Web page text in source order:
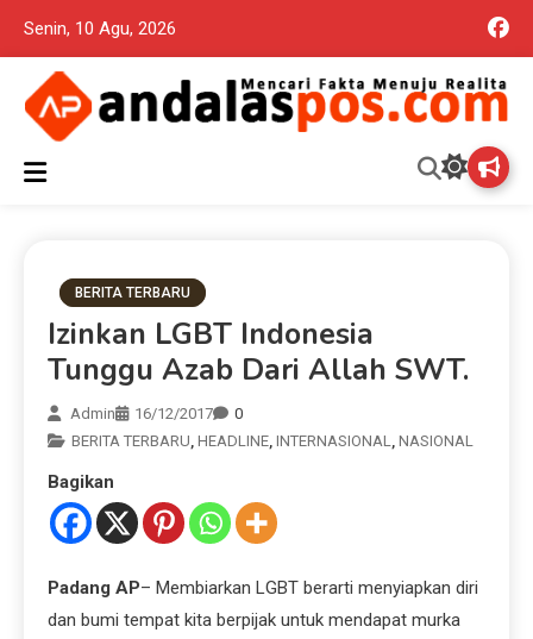
Senin, 10 Agu, 2026
Andalas Pos Situs Berita
Mencari Fakta Menuju Realita memuat ragam berita aktual dan
terpercaya seputar politik nasional, daerah dan ragam berita
BERITA TERBARU
Izinkan LGBT Indonesia
Tunggu Azab Dari Allah SWT.
Admin 16/12/2017
0
BERITA TERBARU HEADLINE INTERNASIONAL NASIONAL
Bagikan
Padang AP– Membiarkan LGBT berarti menyiapkan diri
dan bumi tempat kita berpijak untuk mendapat murka